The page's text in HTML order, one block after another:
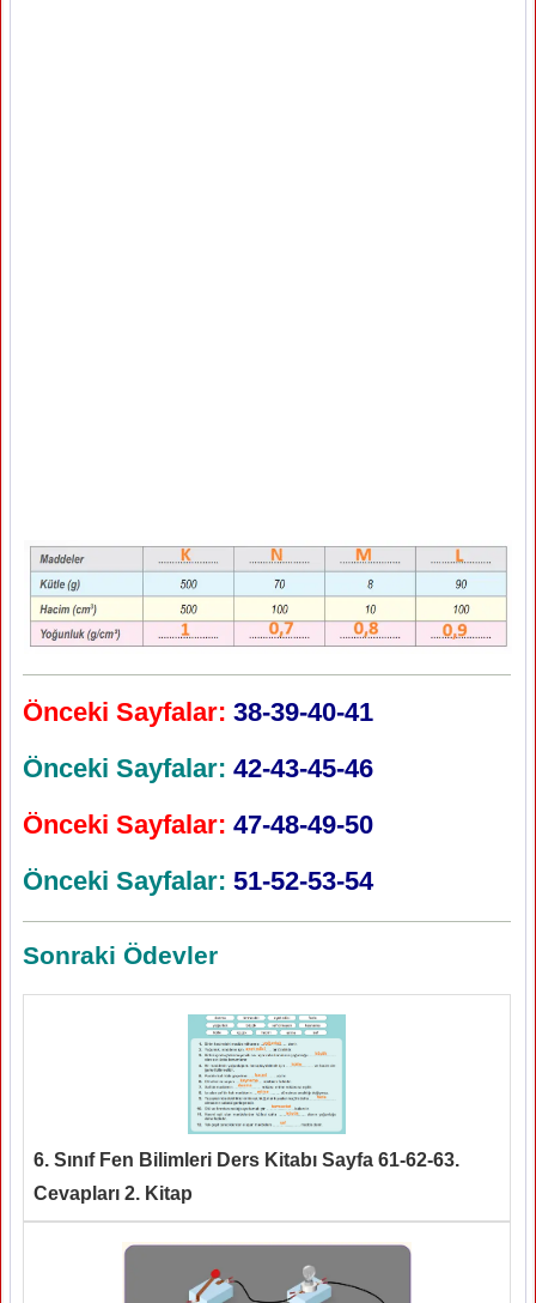
Önceki Sayfalar: 38-39-40-41
Önceki Sayfalar: 42-43-45-46
Önceki Sayfalar: 47-48-49-50
Önceki Sayfalar: 51-52-53-54
Sonraki Ödevler
6. Sınıf Fen Bilimleri Ders Kitabı Sayfa 61-62-63.
Cevapları 2. Kitap